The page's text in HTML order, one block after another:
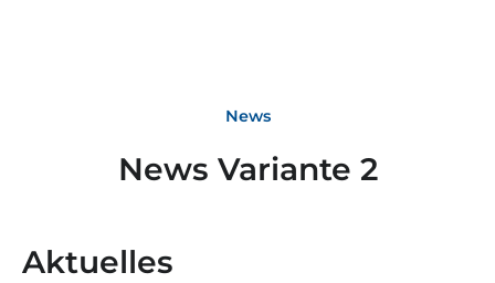
News
News Variante 2
Aktuelles